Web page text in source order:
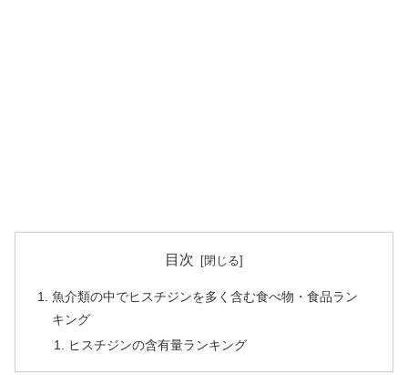
目次
魚介類の中でヒスチジンを多く含む食べ物・食品ラン
キング
ヒスチジンの含有量ランキング